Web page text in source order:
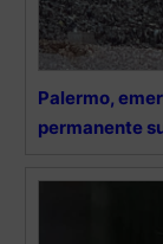
Palermo,
permanente